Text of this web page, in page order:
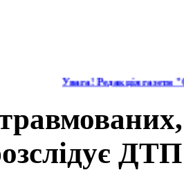
Увага! Редакція газети
ДТП